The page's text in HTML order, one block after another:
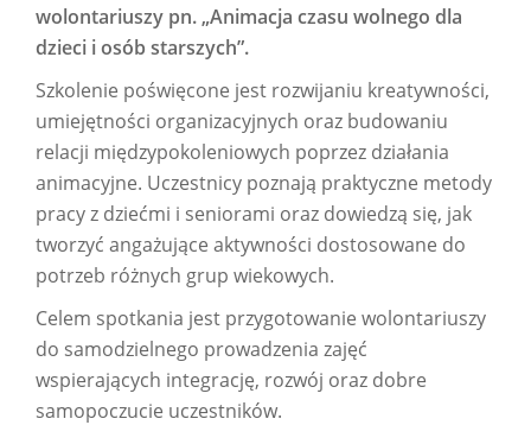
wolontariuszy pn. „Animacja czasu wolnego dla
dzieci i osób starszych”.
Szkolenie poświęcone jest rozwijaniu kreatywności,
umiejętności organizacyjnych oraz budowaniu
relacji międzypokoleniowych poprzez działania
animacyjne. Uczestnicy poznają praktyczne metody
pracy z dziećmi i seniorami oraz dowiedzą się, jak
tworzyć angażujące aktywności dostosowane do
potrzeb różnych grup wiekowych.
Celem spotkania jest przygotowanie wolontariuszy
do samodzielnego prowadzenia zajęć
wspierających integrację, rozwój oraz dobre
samopoczucie uczestników.